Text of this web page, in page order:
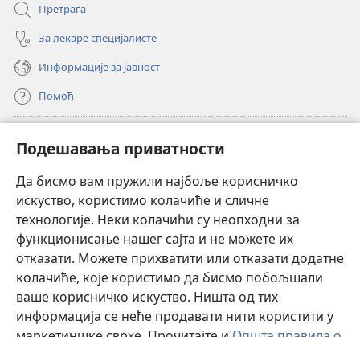
Подешавања приватности
Да бисмо вам пружили најбоље корисничко
искуство, користимо колачиће и сличне
технологије. Неки колачићи су неопходни за
функционисање нашег сајта и не можете их
отказати. Можете прихватити или отказати додатне
колачиће, које користимо да бисмо побољшали
ваше корисничко искуство. Ништа од тих
информација се неће продавати нити користити у
Претрага
За лекаре специјалисте
Информације за јавност
Помоћ
(отвара
нови
прозор)ОНЛАЈН БИБЛИОТЕКА Watchtower
(отвара
нови
прозор)JW Hub®
(отвара
нови
прозор)JW Library
Watchtower Library ®